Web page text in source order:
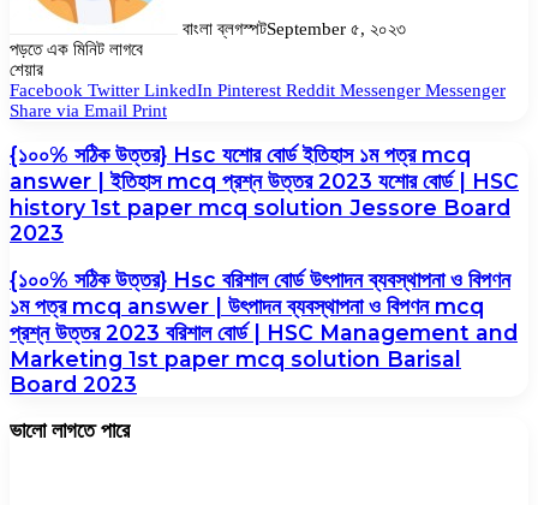
বাংলা ব্লগস্পটSeptember ৫, ২০২৩
পড়তে এক মিনিট লাগবে
Facebook
Twitter
LinkedIn
Pinterest
Messenger
Messenger
WhatsApp
শেয়ার
Facebook Twitter LinkedIn Pinterest Reddit Messenger Messenger
Share via Email Print
{১০০% সঠিক উত্তর} Hsc যশোর বোর্ড ইতিহাস ১ম পত্র mcq
answer | ইতিহাস mcq প্রশ্ন উত্তর 2023 যশোর বোর্ড | HSC
history 1st paper mcq solution Jessore Board
2023
{১০০% সঠিক উত্তর} Hsc বরিশাল বোর্ড উৎপাদন ব্যবস্থাপনা ও বিপণন
১ম পত্র mcq answer | উৎপাদন ব্যবস্থাপনা ও বিপণন mcq
প্রশ্ন উত্তর 2023 বরিশাল বোর্ড | HSC Management and
Marketing 1st paper mcq solution Barisal
Board 2023
ভালো লাগতে পারে